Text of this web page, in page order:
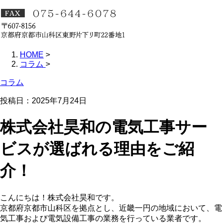
HOME >
コラム >
コラム
投稿日：2025年7月24日
株式会社昊和の電気工事サー
ビスが選ばれる理由をご紹
介！
こんにちは！株式会社昊和です。
京都府京都市山科区を拠点とし、近畿一円の地域において、電
気工事および電気設備工事の業務を行っている業者です。